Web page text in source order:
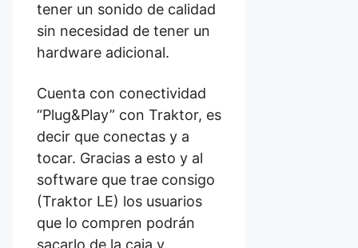
tener un sonido de calidad
sin necesidad de tener un
hardware adicional.
Cuenta con conectividad
“Plug&Play” con Traktor, es
decir que conectas y a
tocar. Gracias a esto y al
software que trae consigo
(Traktor LE) los usuarios
que lo compren podrán